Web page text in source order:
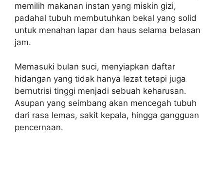
memilih makanan instan yang miskin gizi,
padahal tubuh membutuhkan bekal yang solid
untuk menahan lapar dan haus selama belasan
jam.
Memasuki bulan suci, menyiapkan daftar
hidangan yang tidak hanya lezat tetapi juga
bernutrisi tinggi menjadi sebuah keharusan.
Asupan yang seimbang akan mencegah tubuh
dari rasa lemas, sakit kepala, hingga gangguan
pencernaan.